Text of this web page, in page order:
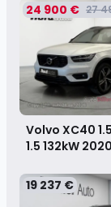
24 900 € 27
Volvo XC40
1.5 132kW 2020
19 237 €